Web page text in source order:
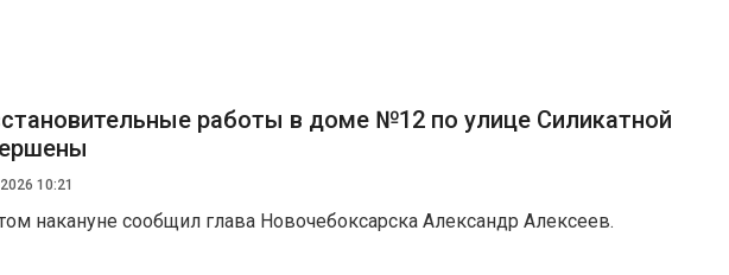
работы в доме №12 по улице Силикатной
10:21
накануне сообщил глава Новочебоксарска Александр Алексеев.